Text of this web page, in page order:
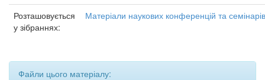
Розташовується
у зібраннях:
Матеріали наукових конференцій та семінарів
Файли цього матеріалу: